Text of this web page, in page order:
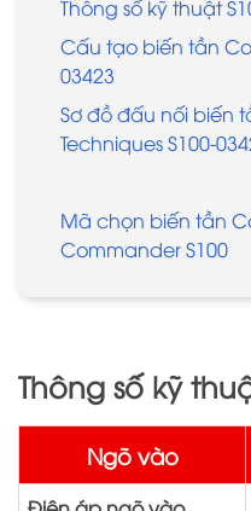
Thông số kỹ thuật
Cấu tạo biến tần
03423
Sơ đồ đấu nối biến
Techniques S100-
Mã chọn biến tần
Commander S100
Thông số kỹ
Ngõ vào